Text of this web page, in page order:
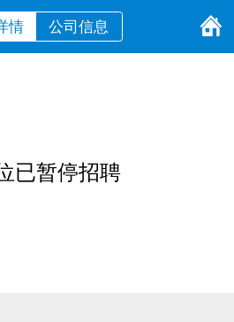
情 公司信息
已暂停招聘